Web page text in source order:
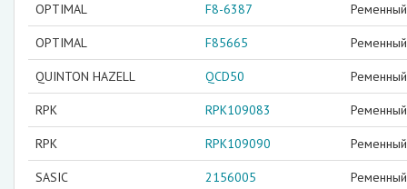
OPTIMAL F8-6387
OPTIMAL F85665
QUINTON HAZELL QCD50
RPK RPK109083
RPK RPK109090
SASIC 2156005